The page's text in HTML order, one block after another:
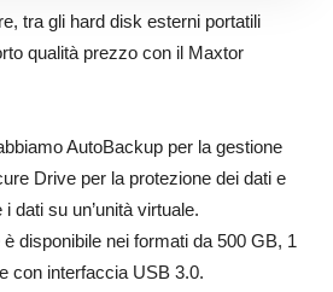
tra gli hard disk esterni portatili
qualità prezzo con il Maxtor
AutoBackup per la gestione
Drive per la protezione dei dati e
dati su un’unità virtuale.
è disponibile nei formati da 500 GB, 1
con interfaccia USB 3.0.